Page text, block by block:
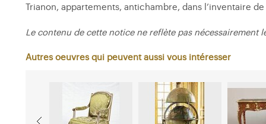
Trianon, appartements, antichambre, dans l’inventaire de
Le contenu de cette notice ne reflète pas nécessairement
Autres oeuvres qui peuvent aussi vous intéresser